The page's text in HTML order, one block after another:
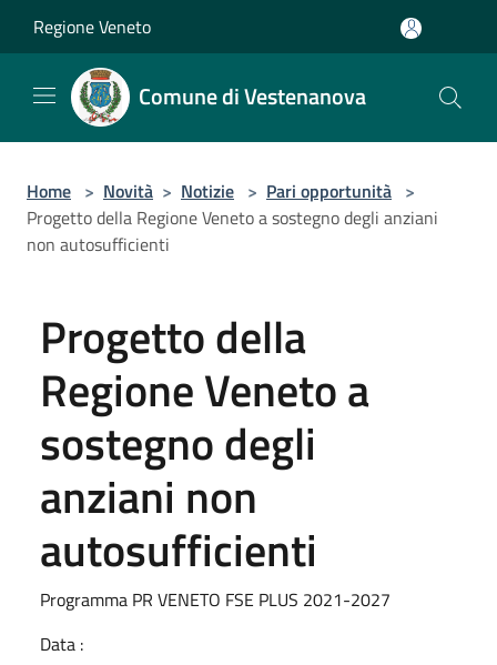
Regione Veneto
Comune di Vestenanova
Home > Novità > Notizie > Pari opportunità >
Progetto della Regione Veneto a sostegno degli anziani
non autosufficienti
Progetto della
Regione Veneto a
sostegno degli
anziani non
autosufficienti
Programma PR VENETO FSE PLUS 2021-2027
Data :